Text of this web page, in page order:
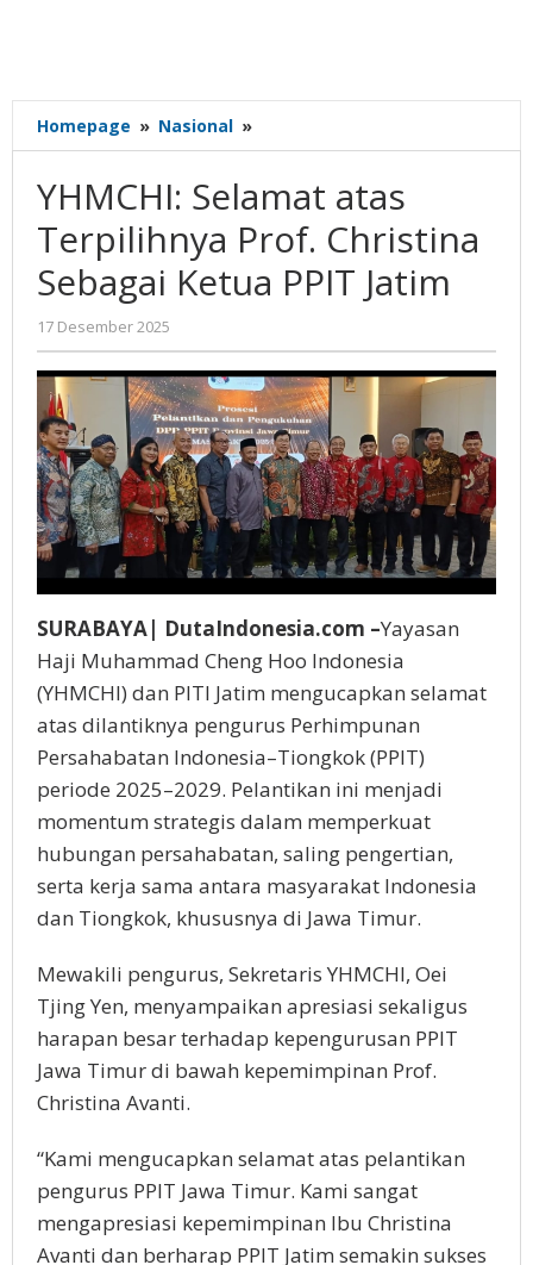
Homepage » Nasional »
Selamat
Terpilihnya
Prof.
Christina
Sebagai
Ketua
Jatim
YHMCHI: Selamat atas
Terpilihnya Prof. Christina
Sebagai Ketua PPIT Jatim
17 Desember 2025
Gatot
Susanto
SURABAYA| DutaIndonesia.com –Yayasan
Haji Muhammad Cheng Hoo Indonesia
(YHMCHI) dan PITI Jatim mengucapkan selamat
atas dilantiknya pengurus Perhimpunan
Persahabatan Indonesia–Tiongkok (PPIT)
periode 2025–2029. Pelantikan ini menjadi
momentum strategis dalam memperkuat
hubungan persahabatan, saling pengertian,
serta kerja sama antara masyarakat Indonesia
dan Tiongkok, khususnya di Jawa Timur.
Mewakili pengurus, Sekretaris YHMCHI, Oei
Tjing Yen, menyampaikan apresiasi sekaligus
harapan besar terhadap kepengurusan PPIT
Jawa Timur di bawah kepemimpinan Prof.
Christina Avanti.
“Kami mengucapkan selamat atas pelantikan
pengurus PPIT Jawa Timur. Kami sangat
mengapresiasi kepemimpinan Ibu Christina
Avanti dan berharap PPIT Jatim semakin sukses